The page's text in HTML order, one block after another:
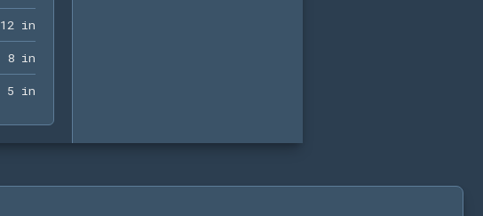
12 in12 in
8 in8 in
5 in5 in